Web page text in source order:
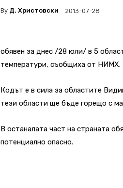
By Д. Христовски 2013-07-28
обявен за днес /28 юли/ в 5
температури, съобщиха от НИМХ.
Кодът е в сила за областите
тези области ще бъде горещо с
В останалата част на страната
потенциално опасно.